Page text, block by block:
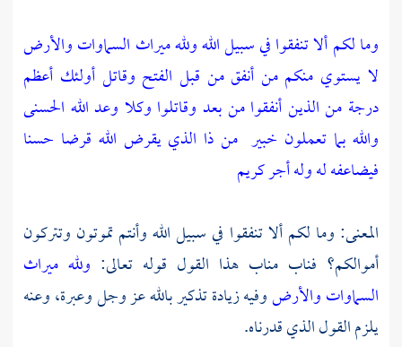
وما لكم ألا تنفقوا في سبيل الله ولله ميراث السماوات والأرض
لا يستوي منكم من أنفق من قبل الفتح وقاتل أولئك أعظم
درجة من الذين أنفقوا من بعد وقاتلوا وكلا وعد الله الحسنى
والله بما تعملون خبير من ذا الذي يقرض الله قرضا حسنا
فيضاعفه له وله أجر كريم
المعنى: وما لكم ألا تنفقوا في سبيل الله وأنتم تموتون وتتركون
أموالكم؟ فناب مناب هذا القول قوله تعالى: ولله ميراث
السماوات والأرضوفيه زيادة تذكير بالله عز وجل وعبرة، وعنه
يلزم القول الذي قدرناه.